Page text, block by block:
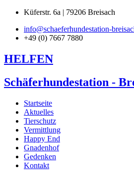
Küferstr. 6a | 79206 Breisach
info@schaeferhundestation-
+49 (0) 7667 7880
HELFEN
Schäferhundestation -
Startseite
Aktuelles
Tierschutz
Vermittlung
Happy End
Gnadenhof
Gedenken
Kontakt